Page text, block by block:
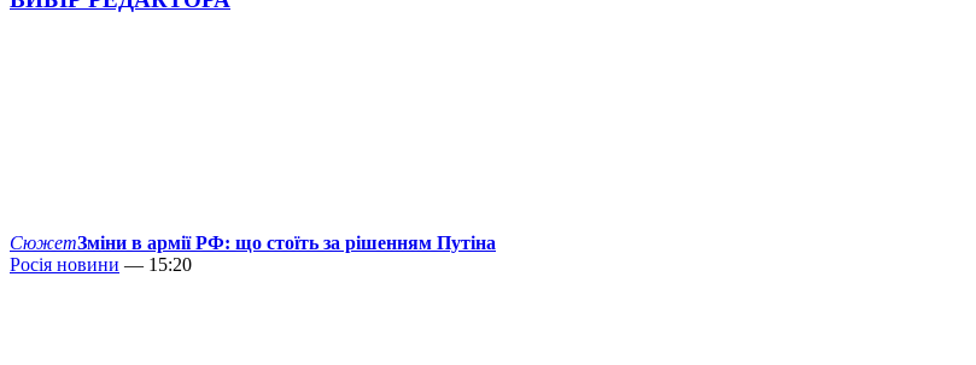
СюжетЗміни в армії РФ: що стоїть за рішенням Путіна
Росія новини — 15:20